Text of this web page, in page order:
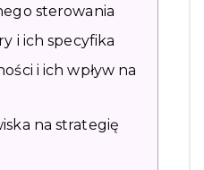
sterowania
i ich specyfika
i ich wpływ na
na strategię